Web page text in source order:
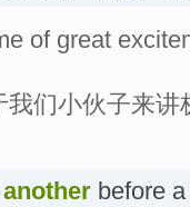
of great
我们小伙子来
another before